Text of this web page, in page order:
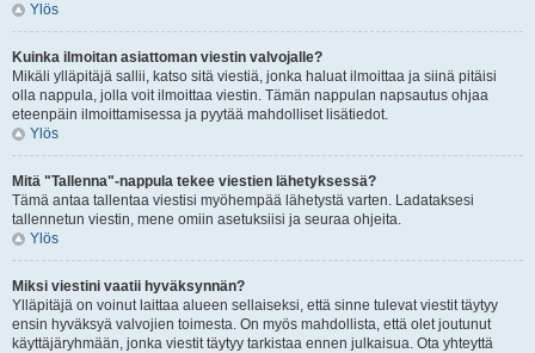
Ylös
Kuinka ilmoitan asiattoman viestin valvojalle?
Mikäli ylläpitäjä sallii, katso sitä viestiä, jonka haluat ilmoittaa ja siinä pitäisi
olla nappula, jolla voit ilmoittaa viestin. Tämän nappulan napsautus ohjaa
eteenpäin ilmoittamisessa ja pyytää mahdolliset lisätiedot.
Ylös
Mitä "Tallenna"-nappula tekee viestien lähetyksessä?
Tämä antaa tallentaa viestisi myöhempää lähetystä varten. Ladataksesi
tallennetun viestin, mene omiin asetuksiisi ja seuraa ohjeita.
Ylös
Miksi viestini vaatii hyväksynnän?
Ylläpitäjä on voinut laittaa alueen sellaiseksi, että sinne tulevat viestit täytyy
ensin hyväksyä valvojien toimesta. On myös mahdollista, että olet joutunut
käyttäjäryhmään, jonka viestit täytyy tarkistaa ennen julkaisua. Ota yhteyttä